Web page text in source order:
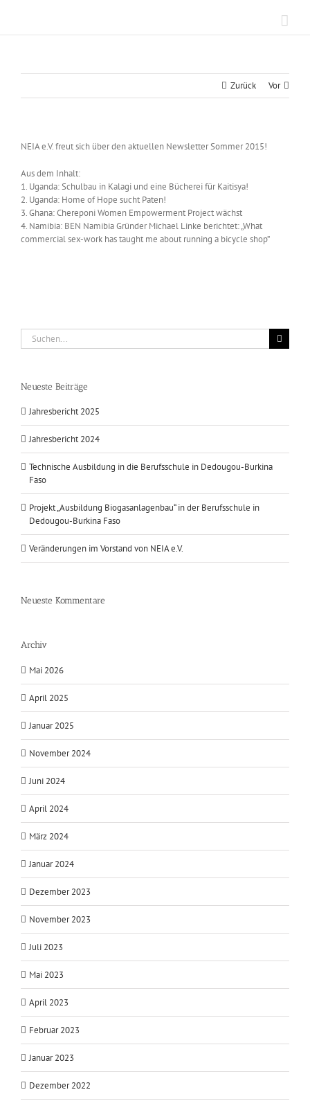
springen
Zurück Vor
NEIA e.V. freut sich über den aktuellen Newsletter Sommer 2015!
Aus dem Inhalt:
1. Uganda: Schulbau in Kalagi und eine Bücherei für Kaitisya!
2. Uganda: Home of Hope sucht Paten!
3. Ghana: Chereponi Women Empowerment Project wächst
4. Namibia: BEN Namibia Gründer Michael Linke berichtet: „What
commercial sex-work has taught me about running a bicycle shop”
Suche
nach:
Neueste Beiträge
Jahresbericht 2025
Jahresbericht 2024
Technische Ausbildung in die Berufsschule in Dedougou-Burkina
Faso
Projekt „Ausbildung Biogasanlagenbau“ in der Berufsschule in
Dedougou-Burkina Faso
Veränderungen im Vorstand von NEIA e.V.
Neueste Kommentare
Archiv
Mai 2026
April 2025
Januar 2025
November 2024
Juni 2024
April 2024
März 2024
Januar 2024
Dezember 2023
November 2023
Juli 2023
Mai 2023
April 2023
Februar 2023
Januar 2023
Dezember 2022